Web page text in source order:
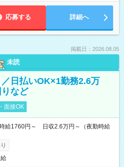
応募する 詳細へ
掲載日：2026.08.05
未読
日払いOK×1勤務2.6万
など
面接OK
給1760円～ 日収2.6万円～（夜勤時給